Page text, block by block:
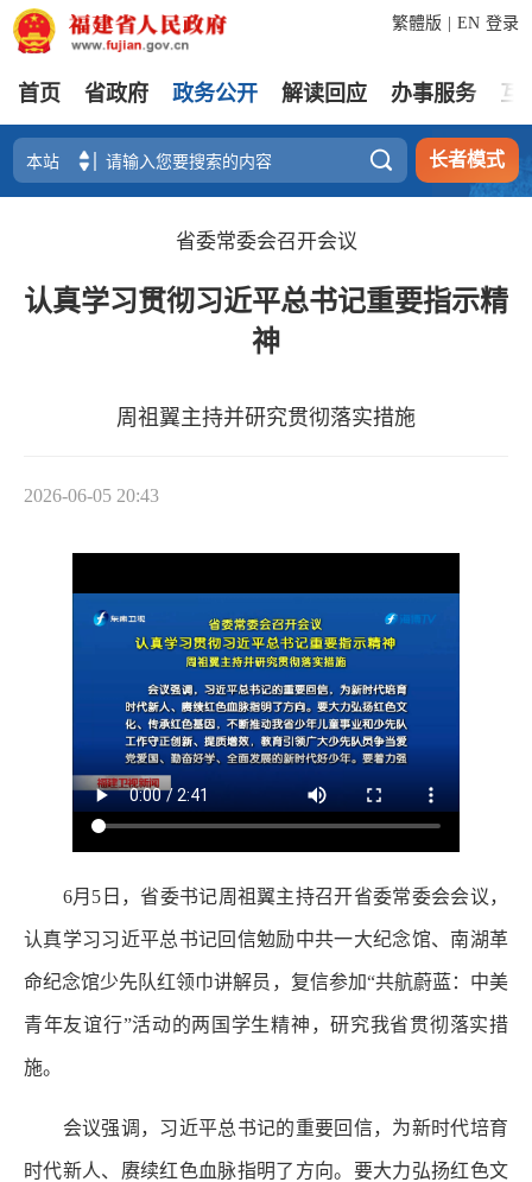
登录
繁體版 EN
首页 省政府 政务公开 解读回应 办事服务 互
 长者模式
省委常委会召开会议
认真学习贯彻习近平总书记重要指示精
神
周祖翼主持并研究贯彻落实措施
2026-06-05 20:43
6月5日，省委书记周祖翼主持召开省委常委会会议，
认真学习习近平总书记回信勉励中共一大纪念馆、南湖革
命纪念馆少先队红领巾讲解员，复信参加“共航蔚蓝：中美
青年友谊行”活动的两国学生精神，研究我省贯彻落实措
施。
会议强调，习近平总书记的重要回信，为新时代培育
时代新人、赓续红色血脉指明了方向。要大力弘扬红色文